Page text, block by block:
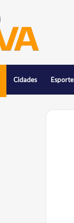
Cidades Esporte